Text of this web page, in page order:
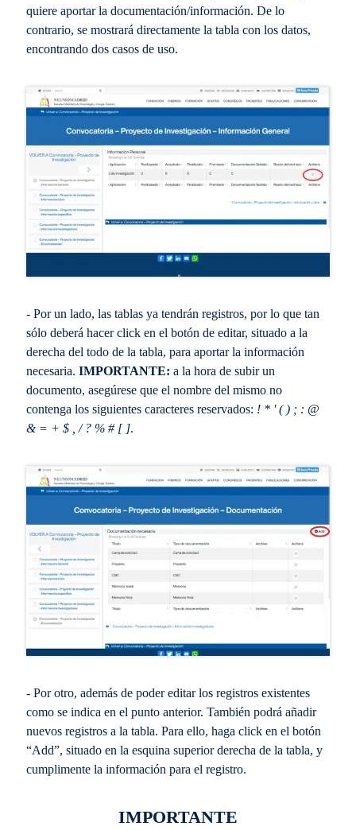
quiere aportar la documentación/información. De lo
contrario, se mostrará directamente la tabla con los datos,
encontrando dos casos de uso.
- Por un lado, las tablas ya tendrán registros, por lo que tan
sólo deberá hacer click en el botón de editar, situado a la
derecha del todo de la tabla, para aportar la información
necesaria. IMPORTANTE: a la hora de subir un
documento, asegúrese que el nombre del mismo no
contenga los siguientes caracteres reservados: ! * ' ( ) ; : @
& = + $ , / ? % # [ ].
- Por otro, además de poder editar los registros existentes
como se indica en el punto anterior. También podrá añadir
nuevos registros a la tabla. Para ello, haga click en el botón
“Add”, situado en la esquina superior derecha de la tabla, y
cumplimente la información para el registro.
IMPORTANTE